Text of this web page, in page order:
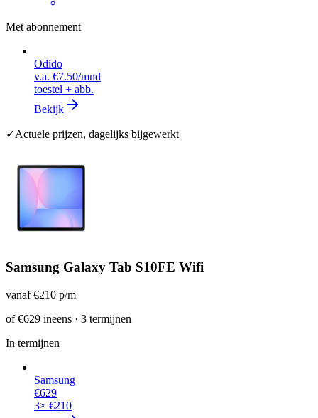
Met abonnement
Odido
v.a. €7.50/mnd
toestel + abb.
Bekijk
✓Actuele prijzen, dagelijks bijgewerkt
Samsung Galaxy Tab S10FE Wifi
vanaf€210 p/m
of€629 ineens · 3 termijnen
In termijnen
Samsung
€629
3× €210